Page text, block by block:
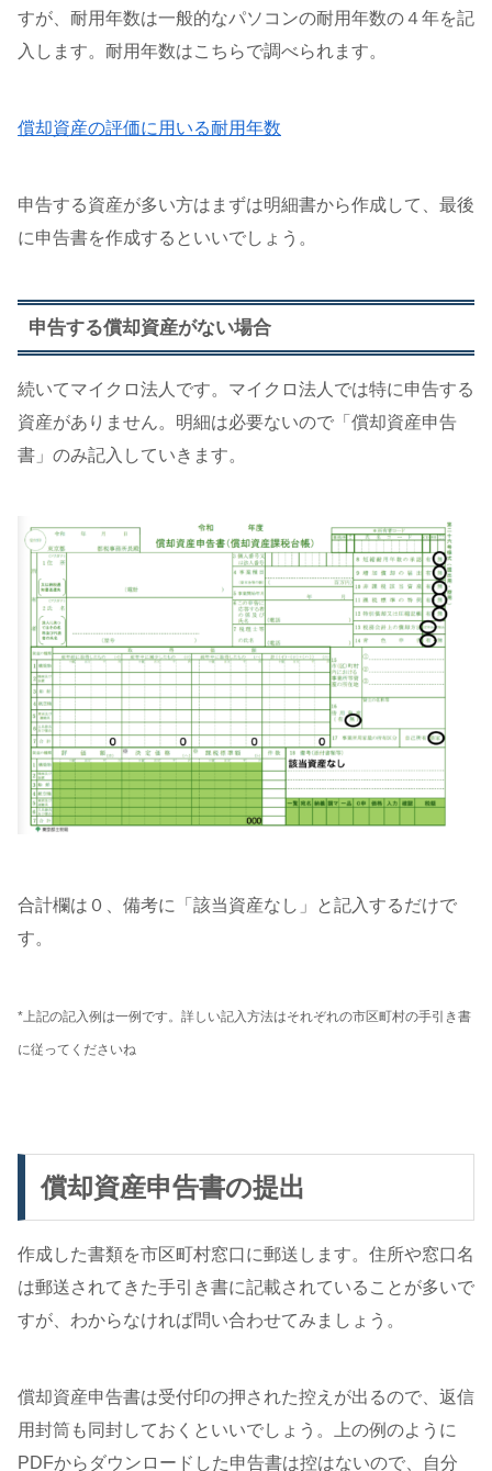
すが、耐用年数は一般的なパソコンの耐用年数の４年を記
入します。耐用年数はこちらで調べられます。
償却資産の評価に用いる耐用年数
申告する資産が多い方はまずは明細書から作成して、最後
に申告書を作成するといいでしょう。
申告する償却資産がない場合
続いてマイクロ法人です。マイクロ法人では特に申告する
資産がありません。明細は必要ないので「償却資産申告
書」のみ記入していきます。
合計欄は０、備考に「該当資産なし」と記入するだけで
す。
*上記の記入例は一例です。詳しい記入方法はそれぞれの市区町村の手引き書
に従ってくださいね
償却資産申告書の提出
作成した書類を市区町村窓口に郵送します。住所や窓口名
は郵送されてきた手引き書に記載されていることが多いで
すが、わからなければ問い合わせてみましょう。
償却資産申告書は受付印の押された控えが出るので、返信
用封筒も同封しておくといいでしょう。上の例のように
PDFからダウンロードした申告書は控はないので、自分